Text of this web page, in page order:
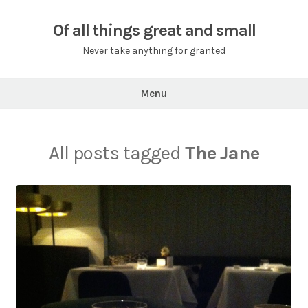
Of all things great and small
Never take anything for granted
Menu
All posts tagged The Jane